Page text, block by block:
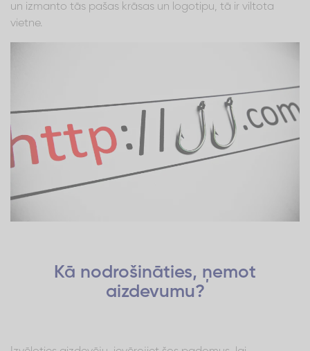
un izmanto tās pašas krāsas un logotipu, tā ir viltota
vietne.
Kā nodrošināties, ņemot
aizdevumu?